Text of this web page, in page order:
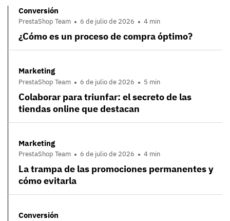
Conversión
PrestaShop Team 6 de julio de 2026 4 min
¿Cómo es un proceso de compra óptimo?
Marketing
PrestaShop Team 6 de julio de 2026 5 min
Colaborar para triunfar: el secreto de las
tiendas online que destacan
Marketing
PrestaShop Team 6 de julio de 2026 4 min
La trampa de las promociones permanentes y
cómo evitarla
Conversión